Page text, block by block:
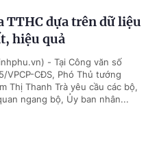
TTHC dựa trên dữ liệu
hiệu quả
- Tại Công văn số
VPCP-CĐS, Phó Thủ tướng
Thị Thanh Trà yêu cầu các bộ,
ngang bộ, Ủy ban nhân...